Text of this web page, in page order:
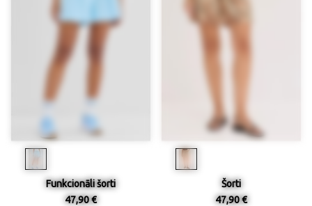
Funkcionāli šorti
47,90 €
Šorti
47,90 €